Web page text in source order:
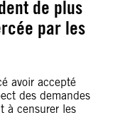
de plus
par les
avoir accepté
des demandes
à censurer les